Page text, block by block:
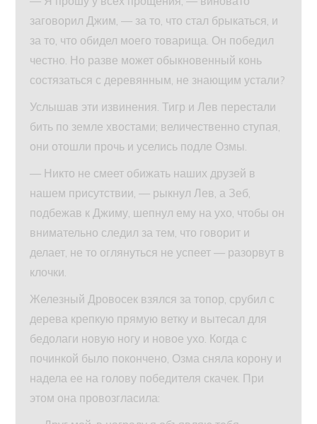
заговорил Джим, — за то, что стал брыкаться, и
за то, что обидел моего товарища. Он победил
честно. Но разве может обыкновенный конь
состязаться с деревянным, не знающим устали?
Услышав эти извинения. Тигр и Лев перестали
бить по земле хвостами; величественно ступая,
они отошли прочь и уселись подле Озмы.
— Никто не смеет обижать наших друзей в
нашем присутствии, — рыкнул Лев, а Зеб,
подбежав к Джиму, шепнул ему на ухо, чтобы он
внимательно следил за тем, что говорит и
делает, не то оглянуться не успеет — разорвут в
клочки.
Железный Дровосек взялся за топор, срубил с
дерева крепкую прямую ветку и вытесал для
бедолаги новую ногу и новое ухо. Когда с
починкой было покончено, Озма сняла корону и
надела ее на голову победителя скачек. При
этом она провозгласила: